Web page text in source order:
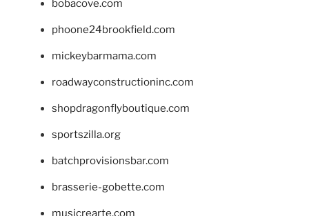
bobacove.com
phoone24brookfield.com
mickeybarmama.com
roadwayconstructioninc.com
shopdragonflyboutique.com
sportszilla.org
batchprovisionsbar.com
brasserie-gobette.com
musicrearte.com